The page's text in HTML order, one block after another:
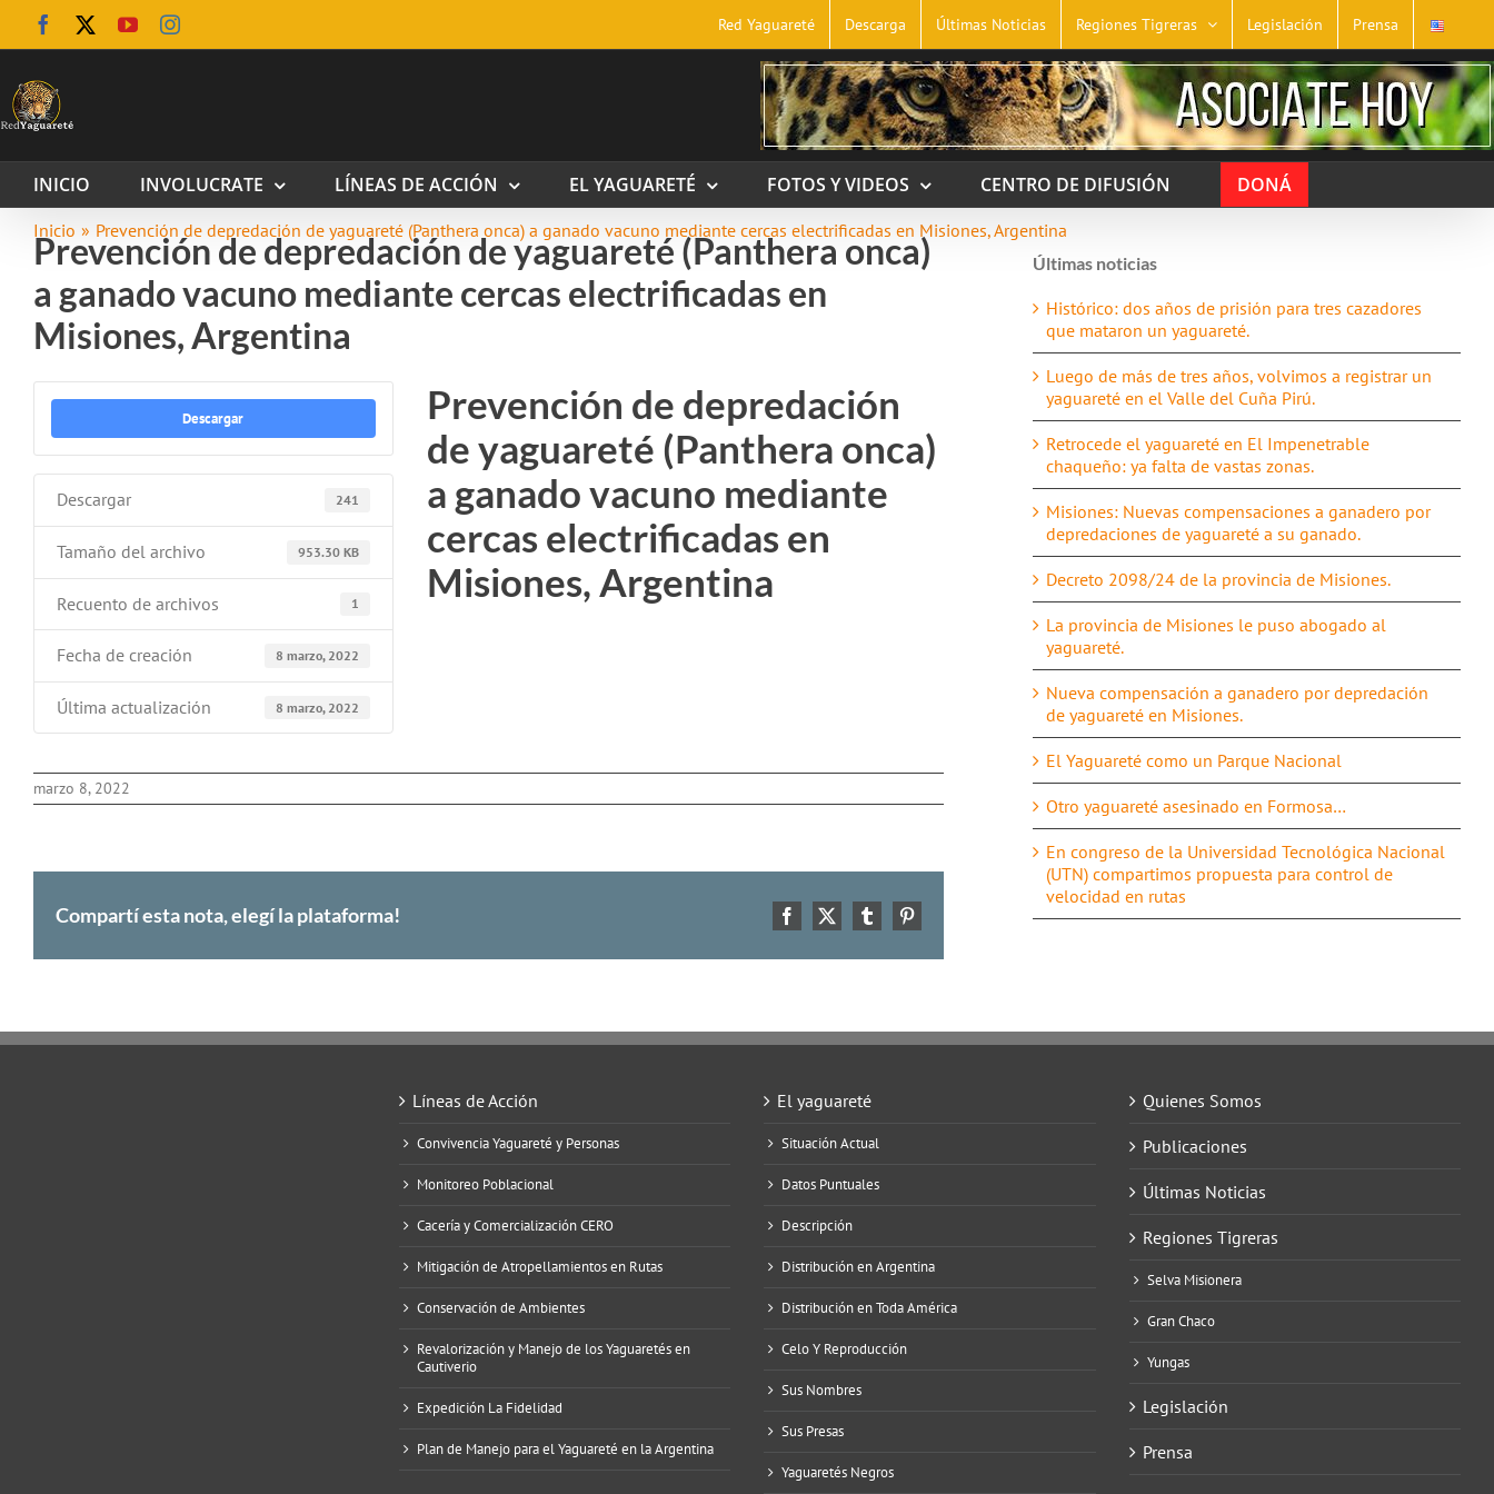
Saltar
contenido
Facebook YouTubeInstagram Red Yaguareté Descarga Últimas Noticias Regiones Tigreras Legislación Prensa
INICIO INVOLUCRATE LÍNEAS DE ACCIÓN EL YAGUARETÉ FOTOS Y VIDEOS CENTRO DE DIFUSIÓN DONÁ
Inicio Prevención de depredación de yaguareté (Panthera onca) a ganado vacuno mediante cercas electrificadas en Misiones, Argentina
Prevención de depredación de yaguareté (Panthera onca)
a ganado vacuno mediante cercas electrificadas en
Misiones, Argentina
Descargar
Descargar 241
Tamaño del archivo 953.30 KB
Recuento de archivos 1
Fecha de creación 8 marzo, 2022
Última actualización 8 marzo, 2022
Prevención de depredación
de yaguareté (Panthera onca)
a ganado vacuno mediante
cercas electrificadas en
Misiones, Argentina
marzo 8, 2022
Compartí esta nota, elegí la plataforma! Facebook
X TumblrPinterest
Últimas noticias
Histórico: dos años de prisión para tres cazadores
que mataron un yaguareté.
Luego de más de tres años, volvimos a registrar un
yaguareté en el Valle del Cuña Pirú.
Retrocede el yaguareté en El Impenetrable
chaqueño: ya falta de vastas zonas.
Misiones: Nuevas compensaciones a ganadero por
depredaciones de yaguareté a su ganado.
Decreto 2098/24 de la provincia de Misiones.
La provincia de Misiones le puso abogado al
yaguareté.
Nueva compensación a ganadero por depredación
de yaguareté en Misiones.
El Yaguareté como un Parque Nacional
Otro yaguareté asesinado en Formosa…
En congreso de la Universidad Tecnológica Nacional
(UTN) compartimos propuesta para control de
velocidad en rutas
Líneas de Acción
Convivencia Yaguareté y Personas
Monitoreo Poblacional
Cacería y Comercialización CERO
Mitigación de Atropellamientos en Rutas
Conservación de Ambientes
Revalorización y Manejo de los Yaguaretés en
Cautiverio
Expedición La Fidelidad
Plan de Manejo para el Yaguareté en la Argentina
El yaguareté
Situación Actual
Datos Puntuales
Descripción
Distribución en Argentina
Distribución en Toda América
Celo Y Reproducción
Sus Nombres
Sus Presas
Yaguaretés Negros
Quienes Somos
Publicaciones
Últimas Noticias
Regiones Tigreras
Selva Misionera
Gran Chaco
Yungas
Legislación
Prensa